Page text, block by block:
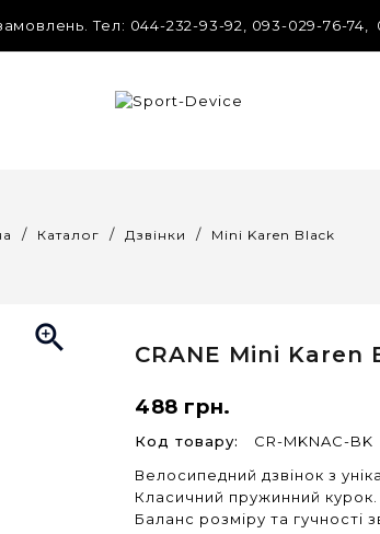
Tел: 044-232-93-92, 093-029-76-74,
Каталог Дзвінки Mini Karen Black
 CRANE Mini Karen
488 грн.
Код товару:
CR-MKNAC-BK
Велосипедний дзвінок з
Класичний пружинний курок.
Баланс розміру та гучності